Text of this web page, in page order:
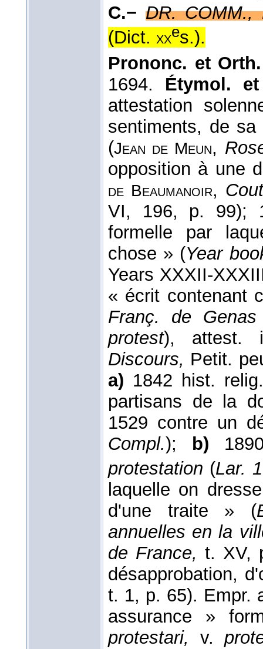
C.− DR. COMM.,
(Dict. xxes.).
Prononc. et
1694. Étymol.
attestation
sentiments, de
(Jean de Meun,
opposition à une
de Beaumanoir,
VI, 196, p. 99);
formelle par
chose » (Year
Years XXXII-
« écrit contenant
Franç. de
protest), attest.
Discours, Petit.
a) 1842 hist.
partisans de la
1529 contre un
Compl.); b)
protestation (Lar.
laquelle on
d'une traite » (
annuelles en la
de France,t. XV,
désapprobation,
t. 1, p. 65). Empr.
assurance »
protestari, v.